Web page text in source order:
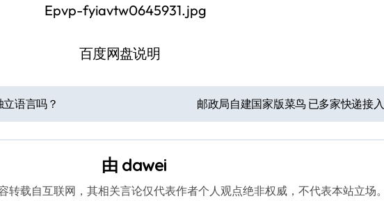
百度网盘说明
语言吗？ 邮政局自建国家版菜鸟 已多家快递接入
由 dawei
转载自互联网，其相关言论仅代表作者个人观点绝非权威，不代表本站立场。